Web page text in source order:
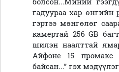
гадуураа хар өнгийн
гэртээ мөнгөлөг
камертай 256 GB
шилэн наалттай
Айфоне 15 промакс
байсан...” гэх